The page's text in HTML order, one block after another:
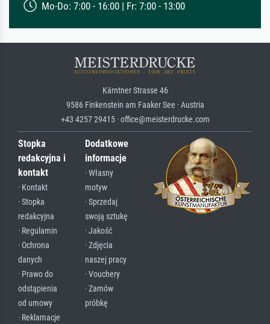
Mo-Do: 7:00 - 16:00 | Fr: 7:00 - 13:00
Kärntner Strasse 46
9586 Finkenstein am Faaker See · Austria
+43 4257 29415 · office@meisterdrucke.com
Stopka
redakcyjna i
kontakt
· Kontakt
· Stopka
redakcyjna
· Regulamin
· Ochrona
danych
· Prawo do
odstąpienia
od umowy
· Reklamacje
Dodatkowe
informacje
· Własny
motyw
· Sprzedaj
swoją sztukę
· Jakość
· Zdjęcia
naszej pracy
· Vouchery
· Zamów
próbkę